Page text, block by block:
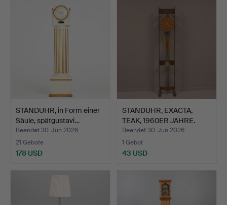
STANDUHR, in Form einer
Säule, spätgustavi…
Beendet 30. Jun 2026
21 Gebote
178 USD
STANDUHR, EXACTA,
TEAK, 1960ER JAHRE.
Beendet 30. Jun 2026
1 Gebot
43 USD